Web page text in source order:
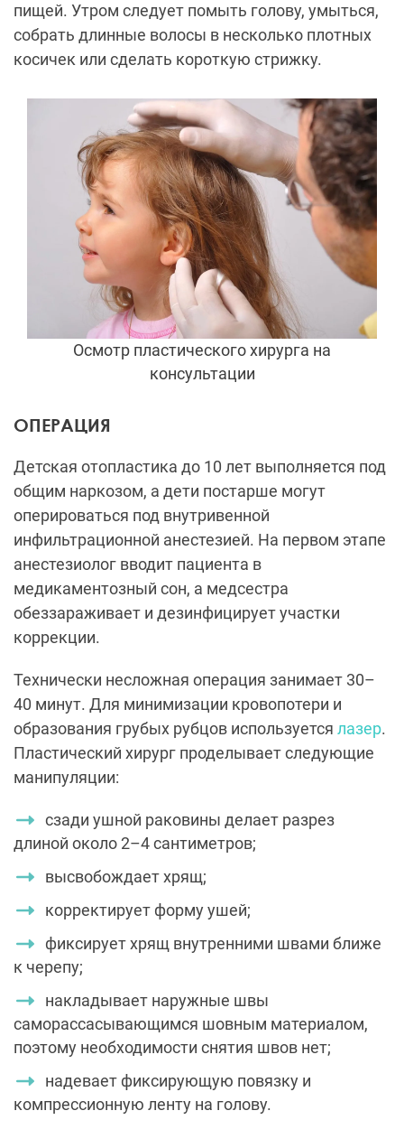
пищей. Утром следует помыть голову, умыться,
собрать длинные волосы в несколько плотных
косичек или сделать короткую стрижку.
Осмотр пластического хирурга на
консультации
ОПЕРАЦИЯ
Детская отопластика до 10 лет выполняется под
общим наркозом, а дети постарше могут
оперироваться под внутривенной
инфильтрационной анестезией. На первом этапе
анестезиолог вводит пациента в
медикаментозный сон, а медсестра
обеззараживает и дезинфицирует участки
коррекции.
Технически несложная операция занимает 30–
40 минут. Для минимизации кровопотери и
образования грубых рубцов используется лазер.
Пластический хирург проделывает следующие
манипуляции:
сзади ушной раковины делает разрез
длиной около 2–4 сантиметров;
высвобождает хрящ;
корректирует форму ушей;
фиксирует хрящ внутренними швами ближе
к черепу;
накладывает наружные швы
саморассасывающимся шовным материалом,
поэтому необходимости снятия швов нет;
надевает фиксирующую повязку и
компрессионную ленту на голову.